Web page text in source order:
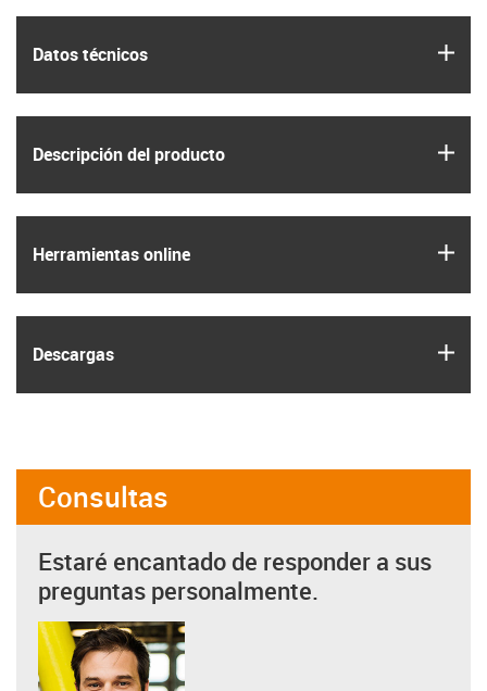
Datos técnicos
Descripción del producto
Herramientas online
Descargas
Consultas
Estaré encantado de responder a sus
preguntas personalmente.